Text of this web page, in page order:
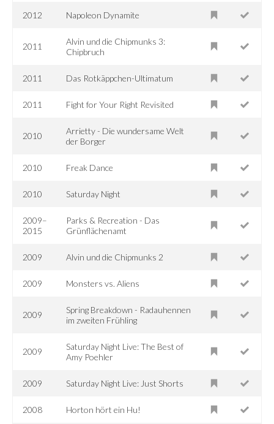
2012 Napoleon Dynamite
2011
Alvin und die Chipmunks 3:
Chipbruch
2011 Das Rotkäppchen-Ultimatum
2011 Fight for Your Right Revisited
2010
Arrietty - Die wundersame Welt
der Borger
2010 Freak Dance
2010 Saturday Night
2009–
2015
Parks & Recreation - Das
Grünflächenamt
2009 Alvin und die Chipmunks 2
2009 Monsters vs. Aliens
2009
Spring Breakdown - Radauhennen
im zweiten Frühling
2009
Saturday Night Live: The Best of
Amy Poehler
2009 Saturday Night Live: Just Shorts
2008 Horton hört ein Hu!